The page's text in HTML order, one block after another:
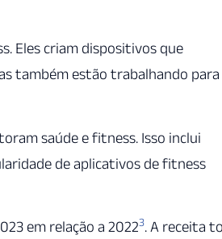
Eles criam dispositivos que
também estão trabalhando para
saúde e fitness. Isso inclui
de aplicativos de fitness
em relação a 20223. A receita